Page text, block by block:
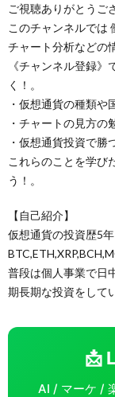
ご視聴ありがとうご
このチャンネルでは
チャート分析などの
《チャンネル登録
く！。
・仮想通貨の種類や
・チャートの見方の
・仮想通貨投資で勝
これらのことを学び
う！。
【自己紹介】
仮想通貨の投資歴5
普段は個人事業で日
期長期な投資をして
📩
AI / マーケ /